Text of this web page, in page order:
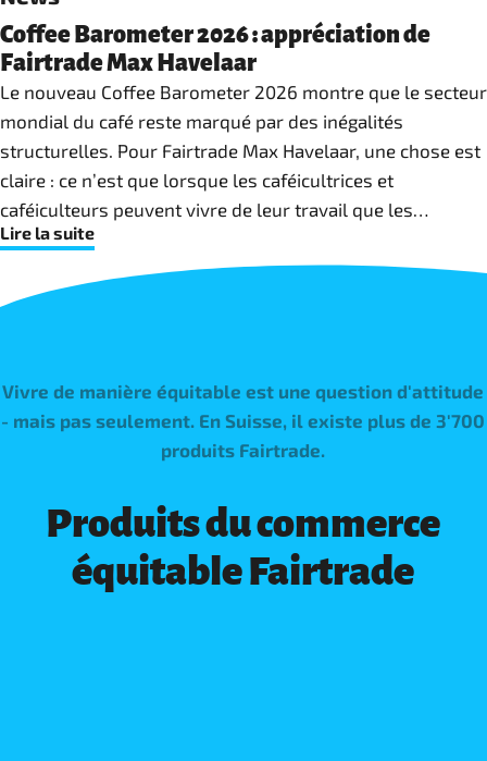
Coffee Barometer 2026 : appréciation de
Fairtrade Max Havelaar
Le nouveau Coffee Barometer 2026 montre que le secteur
mondial du café reste marqué par des inégalités
structurelles. Pour Fairtrade Max Havelaar, une chose est
claire : ce n’est que lorsque les caféicultrices et
caféiculteurs peuvent vivre de leur travail que les
investissements dans la productivité, la qualité et
l’adaptation au changement climatique deviennent
possibles.
Lire la suite
Vivre de manière équitable est une question d'attitude
- mais pas seulement. En Suisse, il existe plus de 3'700
produits Fairtrade.
Produits du commerce
équitable Fairtrade